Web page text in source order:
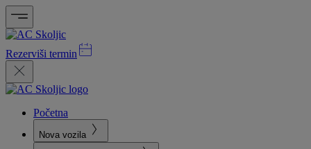
Rezerviši termin
Početna
Nova vozila